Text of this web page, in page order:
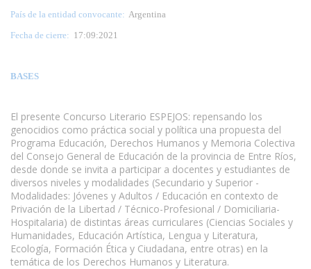
País de la entidad convocante: Argentina
Fecha de cierre: 17:09:2021
BASES
El presente Concurso Literario ESPEJOS: repensando los
genocidios como práctica social y política una propuesta del
Programa Educación, Derechos Humanos y Memoria Colectiva
del Consejo General de Educación de la provincia de Entre Ríos,
desde donde se invita a participar a docentes y estudiantes de
diversos niveles y modalidades (Secundario y Superior -
Modalidades: Jóvenes y Adultos / Educación en contexto de
Privación de la Libertad / Técnico-Profesional / Domiciliaria-
Hospitalaria) de distintas áreas curriculares (Ciencias Sociales y
Humanidades, Educación Artística, Lengua y Literatura,
Ecología, Formación Ética y Ciudadana, entre otras) en la
temática de los Derechos Humanos y Literatura.